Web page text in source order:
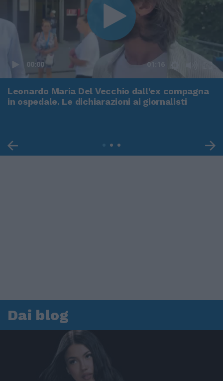
00:00 01:16
Leonardo Maria Del Vecchio dall'ex compagna
in ospedale. Le dichiarazioni ai giornalisti
Dai blog